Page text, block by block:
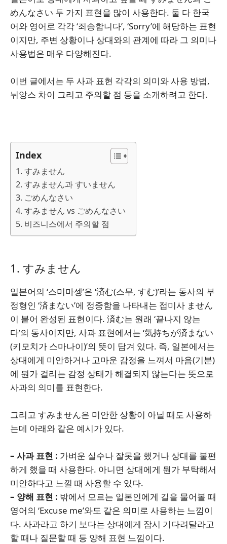
めんなさい 두 가지 표현을 많이 사용한다. 둘 다 한국
어와 영어로 각각 ‘죄송합니다’, ‘Sorry’에 해당하는 표현
이지만, 주변 상황이나 상대와의 관계에 따라 그 의미나
사용법은 매우 다양해진다.
이번 글에서는 두 사과 표현 각각의 의미와 사용 방법,
뉘앙스 차이 그리고 주의할 점 등을 소개하려고 한다.
Index
1. すみません
2. すみません과 すいません
3. ごめんなさい
4. すみません vs ごめんなさい
5. 비즈니스에서 주의할 점
1. すみません
일본어의 ‘스미마셍’은 ‘済む(스무, すむ)’라는 동사의 부
정형인 ‘済まない’에 정중함을 나타내는 접미사 ません
이 붙어 완성된 표현이다. 済む는 원래 ‘끝나지 않는
다’의 동사이지만, 사과 표현에서는 ‘気持ちが済まない
(키모치가 스마나이)’의 뜻이 담겨 있다. 즉, 일본에서는
상대에게 미안하거나 고마운 감정을 느껴서 마음(기분)
에 뭔가 걸리는 감정 상태가 해결되지 않는다는 뜻으로
사과의 의미를 표현한다.
그리고 すみません은 미안한 상황이 아닐 때도 사용하
는데 아래와 같은 예시가 있다.
– 사과 표현 : 가벼운 실수나 잘못을 했거나 상대를 불편
하게 했을 때 사용한다. 아니면 상대에게 뭔가 부탁해서
미안하다고 느낄 때 사용할 수 있다.
– 양해 표현 : 밖에서 모르는 일본인에게 길을 물어볼 때
영어의 ‘Excuse me’와도 같은 의미로 사용하는 느낌이
다. 사과라고 하기 보다는 상대에게 잠시 기다려달라고
할 때나 질문할 때 등 양해 표현 느낌이다.